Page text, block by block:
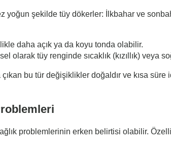
yoğun şekilde tüy dökerler: İlkbahar ve
daha açık ya da koyu tonda olabilir.
olarak tüy renginde sıcaklık (kızıllık) veya
bu tür değişiklikler doğaldır ve kısa
problemlerinin erken belirtisi olabilir.